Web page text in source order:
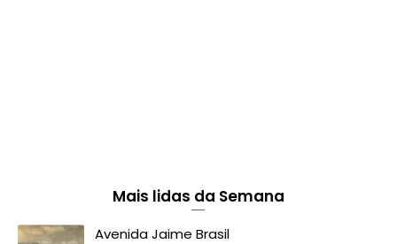
Mais lidas da Semana
Avenida Jaime Brasil